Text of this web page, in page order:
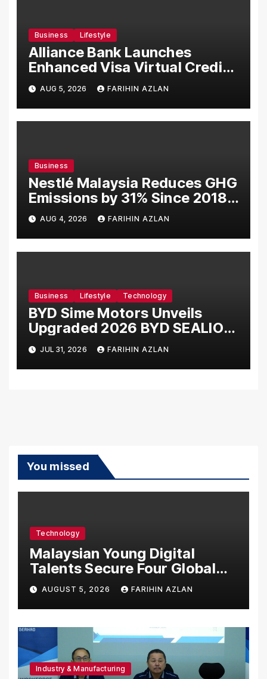
Business Lifestyle
Alliance Bank Launches
Enhanced Visa Virtual Credit
Card, Introduces New Brand
Ambassadors
AUG 5, 2026 FARIHIN AZLAN
Business
Nestlé Malaysia Reduces GHG
Emissions by 31% Since 2018,
Progressing Towards 50%
Reduction Target by 2030
AUG 4, 2026 FARIHIN AZLAN
Business Lifestyle Technology
BYD Sime Motors Unveils
Upgraded 2026 BYD SEALION
7 Alongside New Dynamic
Variant
JUL 31, 2026 FARIHIN AZLAN
You missed
Technology
Malaysian Young Digital
Talents Secure Four Global
Awards at Adobe and
Microsoft World
Championships
AUGUST 5, 2026 FARIHIN AZLAN
Industry & Manufacturing